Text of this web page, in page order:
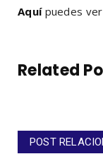
Aquí puedes
Related
POST